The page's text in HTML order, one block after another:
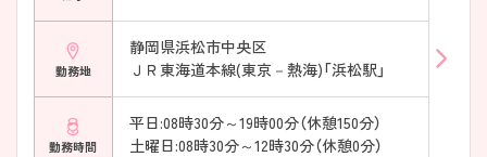
勤務地
静岡県浜松市中央区
ＪＲ東海道本線(東京－熱海)「浜松駅」
勤務時間
平日:08時30分～19時00分（休憩150分）
土曜日:08時30分～12時30分（休憩0分）